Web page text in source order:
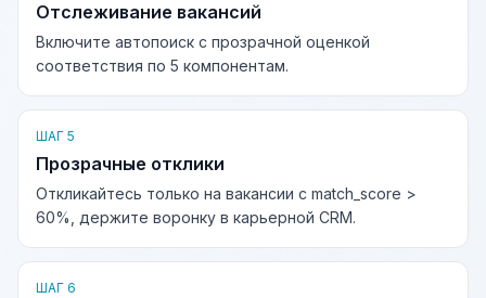
Отслеживание вакансий
Включите автопоиск с прозрачной оценкой
соответствия по 5 компонентам.
ШАГ 5
Прозрачные отклики
Откликайтесь только на вакансии с match_score >
60%, держите воронку в карьерной CRM.
ШАГ 6